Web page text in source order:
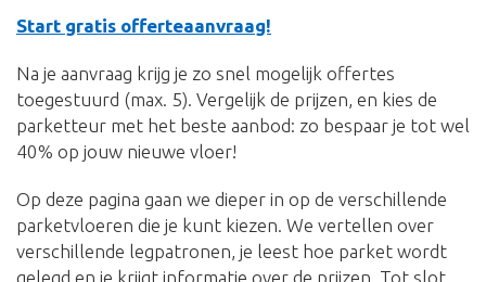
Start gratis offerteaanvraag!
Na je aanvraag krijg je zo snel mogelijk offertes
toegestuurd (max. 5). Vergelijk de prijzen, en kies de
parketteur met het beste aanbod: zo bespaar je tot wel
40% op jouw nieuwe vloer!
Op deze pagina gaan we dieper in op de verschillende
parketvloeren die je kunt kiezen. We vertellen over
verschillende legpatronen, je leest hoe parket wordt
gelegd en je krijgt informatie over de prijzen. Tot slot